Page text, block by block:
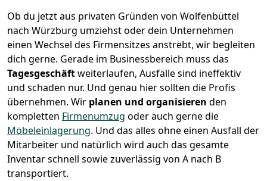
Ob du jetzt aus privaten Gründen von Wolfenbüttel
nach Würzburg umziehst oder dein Unternehmen
einen Wechsel des Firmensitzes anstrebt, wir begleiten
dich gerne. Gerade im Businessbereich muss das
Tagesgeschäftweiterlaufen, Ausfälle sind ineffektiv
und schaden nur. Und genau hier sollten die Profis
übernehmen. Wir planen und organisieren den
kompletten Firmenumzug oder auch gerne die
Möbeleinlagerung. Und das alles ohne einen Ausfall der
Mitarbeiter und natürlich wird auch das gesamte
Inventar schnell sowie zuverlässig von A nach B
transportiert.